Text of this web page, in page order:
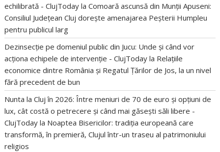
echilibrată - ClujToday laComoară ascunsă din Munții Apuseni:
Consiliul Județean Cluj dorește amenajarea Peșterii Humpleu
pentru publicul larg
Dezinsecție pe domeniul public din Jucu: Unde și când vor
acționa echipele de intervenție - ClujToday la Relațiile
economice dintre România și Regatul Țărilor de Jos, la un nivel
fără precedent de bun
Nunta la Cluj în 2026: Între meniuri de 70 de euro și opțiuni de
lux, cât costă o petrecere și când mai găsești săli libere -
ClujToday la Noaptea Bisericilor: tradiția europeană care
transformă, în premieră, Clujul într-un traseu al patrimoniului
religios